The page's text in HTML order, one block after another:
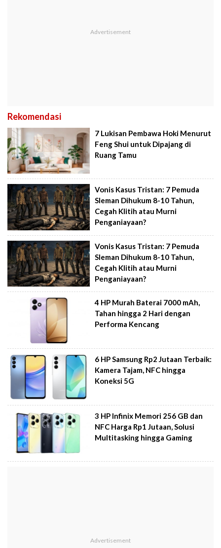
Rekomendasi
7 Lukisan Pembawa Hoki Menurut
Feng Shui untuk Dipajang di
Ruang Tamu
Vonis Kasus Tristan: 7 Pemuda
Sleman Dihukum 8-10 Tahun,
Cegah Klitih atau Murni
Penganiayaan?
Vonis Kasus Tristan: 7 Pemuda
Sleman Dihukum 8-10 Tahun,
Cegah Klitih atau Murni
Penganiayaan?
4 HP Murah Baterai 7000 mAh,
Tahan hingga 2 Hari dengan
Performa Kencang
6 HP Samsung Rp2 Jutaan Terbaik:
Kamera Tajam, NFC hingga
Koneksi 5G
3 HP Infinix Memori 256 GB dan
NFC Harga Rp1 Jutaan, Solusi
Multitasking hingga Gaming